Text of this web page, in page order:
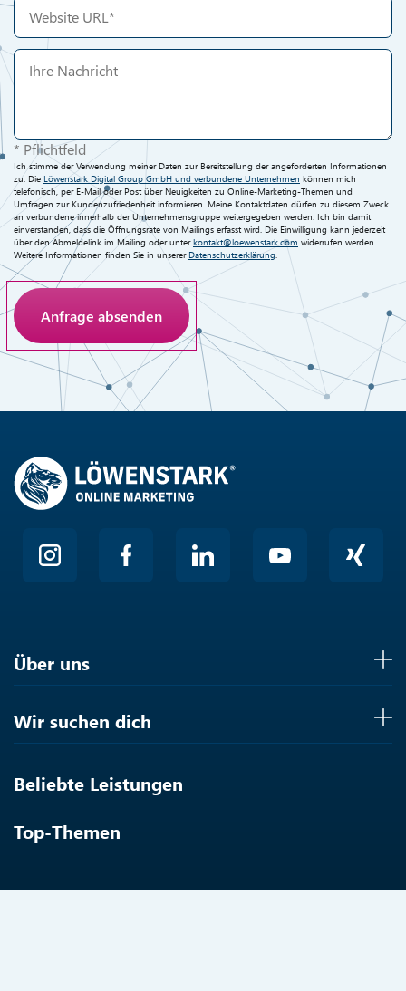
* Pflichtfeld
Ich stimme der Verwendung meiner Daten zur Bereitstellung der angeforderten Informationen
zu. Die Löwenstark Digital Group GmbH und verbundene Unternehmen können mich
telefonisch, per E-Mail oder Post über Neuigkeiten zu Online-Marketing-Themen und
Umfragen zur Kundenzufriedenheit informieren. Meine Kontaktdaten dürfen zu diesem Zweck
an verbundene innerhalb der Unternehmensgruppe weitergegeben werden. Ich bin damit
einverstanden, dass die Öffnungsrate von Mailings erfasst wird. Die Einwilligung kann jederzeit
über den Abmeldelink im Mailing oder unterkontakt@loewenstark.com widerrufen werden.
Weitere Informationen finden Sie in unserer Datenschutzerklärung
Anti-Roboter-Verifizierung
Hier klicken
Über uns
Wir suchen dich
Beliebte Leistungen
Top-Themen